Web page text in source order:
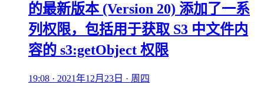
的最新版本 (Version 20) 添加了一系
列权限，包括用于获取 S3 中文件内
容的 s3:getObject 权限
19:08 · 2021年12月23日 · 周四